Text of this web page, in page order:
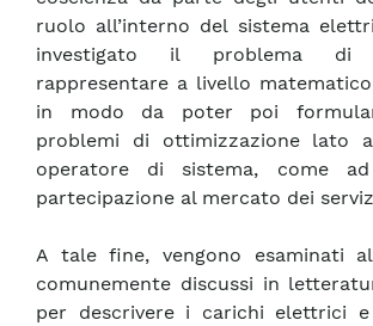
ruolo all’interno del sistema
investigato il problema
rappresentare a livello
in modo da poter poi
problemi di ottimizzazione lato
operatore di sistema, come
partecipazione al mercato dei
A tale fine, vengono esaminati
comunemente discussi in
per descrivere i carichi elettrici